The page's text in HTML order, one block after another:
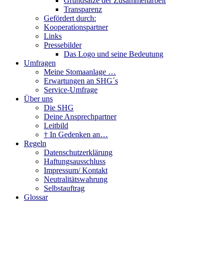
Transparenz
Gefördert durch:
Kooperationspartner
Links
Pressebilder
Das Logo und seine Bedeutung
Umfragen
Meine Stomaanlage …
Erwartungen an SHG´s
Service-Umfrage
Über uns
Die SHG
Deine Ansprechpartner
Leitbild
† In Gedenken an…
Regeln
Datenschutzerklärung
Haftungsausschluss
Impressum/ Kontakt
Neutralitätswahrung
Selbstauftrag
Glossar